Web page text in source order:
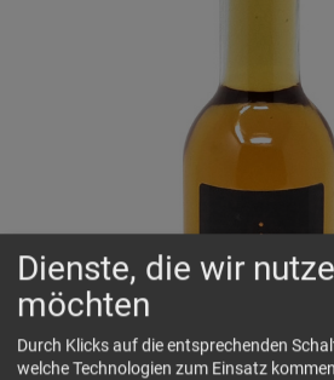
Dienste, die wir
möchten
Durch Klicks auf die entsprechenden
welche Technologien zum Einsatz